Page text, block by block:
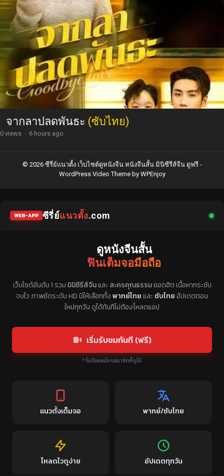
จากลาปลดพันธะ (ซับไทย)
0 views · 6 hours ago
© 2026 ซีรี่ย์แนวตั้ง เว็บไซต์ดูหนังจีน หนังจีนสั้น มินิซีรีส์จีน ดูฟรี -
WordPress Video Themeby WPEnjoy
WEB-APP ซีรี่ย์แนวตั้ง.com
ดูหนังจีนสั้น
ฟินเต็มจอมือถือ
เว็บไซต์อันดับ 1 รวม มินิซีรีส์จีนและ ละครคุณธรรมยอดฮิต เนื้อหากระชับ
จบไว ภาพชัดระดับ HD มีให้เลือกทั้งพากย์ไทยและ ซับไทยอัปเดตตอน
ใหม่ทุกวัน ดูได้ทันทีไม่ต้องโหลดแอป
เริ่มรับชมทันที (ฟรี)
* ไม่ต้องสมัครสมาชิกก็ดูได้
แนวตั้งเต็มจอ พากย์/ซับไทย
โหลดไวดูง่าย อัปเดตทุกวัน